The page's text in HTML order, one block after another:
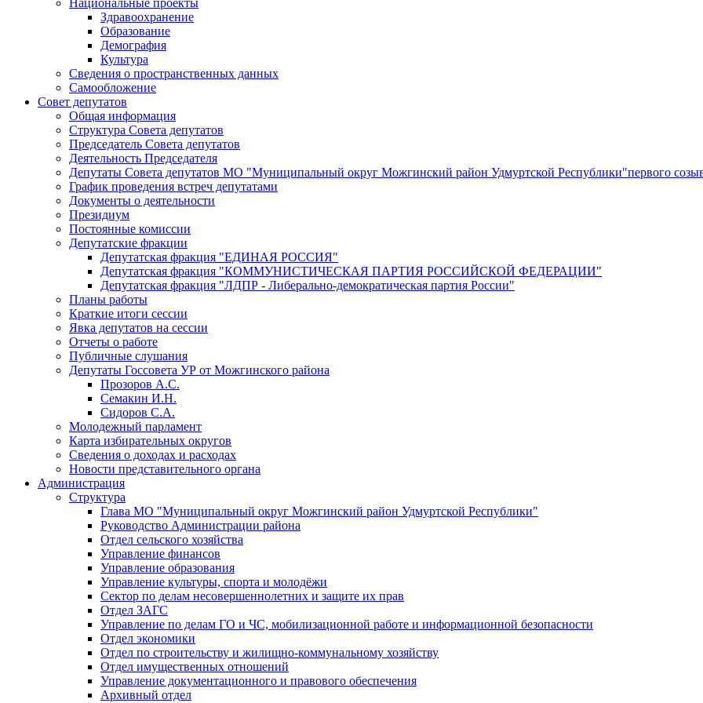
Здравоохранение
Образование
Демография
Культура
Сведения о пространственных данных
Самообложение
Совет депутатов
Общая информация
Структура Совета депутатов
Председатель Совета депутатов
Деятельность Председателя
Депутаты Совета депутатов МО "Муниципальный округ Можгинский район Удмуртской Республики"первого
График проведения встреч депутатами
Документы о деятельности
Президиум
Постоянные комиссии
Депутатские фракции
Депутатская фракция "ЕДИНАЯ РОССИЯ"
Депутатская фракция "КОММУНИСТИЧЕСКАЯ ПАРТИЯ РОССИЙСКОЙ ФЕДЕРАЦИИ"
Депутатская фракция "ЛДПР - Либерально-демократическая партия России"
Планы работы
Краткие итоги сессии
Явка депутатов на сессии
Отчеты о работе
Публичные слушания
Депутаты Госсовета УР от Можгинского района
Прозоров А.С.
Семакин И.Н.
Сидоров С.А.
Молодежный парламент
Карта избирательных округов
Сведения о доходах и расходах
Новости представительного органа
Администрация
Структура
Глава МО "Муниципальный округ Можгинский район Удмуртской Республики"
Руководство Администрации района
Отдел сельского хозяйства
Управление финансов
Управление образования
Управление культуры, спорта и молодёжи
Сектор по делам несовершеннолетних и защите их прав
Отдел ЗАГС
Управление по делам ГО и ЧС, мобилизационной работе и информационной безопасности
Отдел экономики
Отдел по строительству и жилищно-коммунальному хозяйству
Отдел имущественных отношений
Управление документационного и правового обеспечения
Архивный отдел